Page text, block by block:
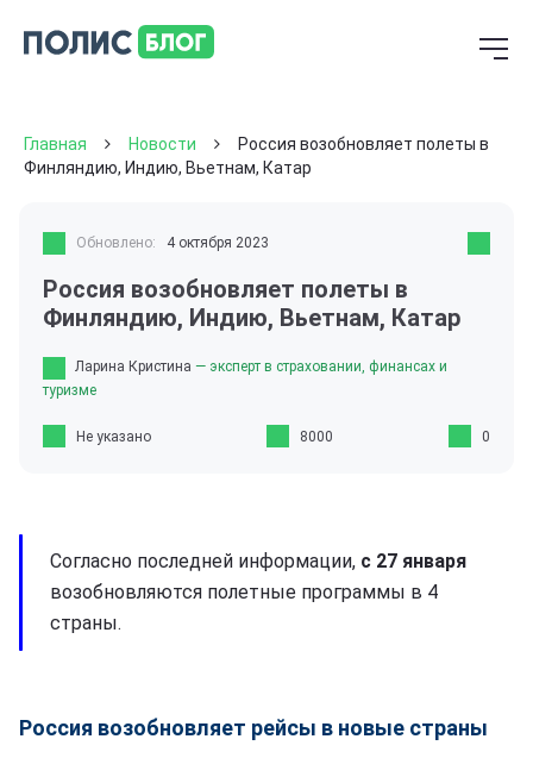
Главная Новости
Россия возобновляет полеты в
Финляндию, Индию, Вьетнам, Катар
Обновлено: 4 октября 2023
Россия возобновляет полеты в
Финляндию, Индию, Вьетнам, Катар
Ларина Кристина — эксперт в страховании, финансах и
туризме
Не указано 8000 0
Согласно последней информации, с 27 января
возобновляются полетные программы в 4
страны.
Россия возобновляет рейсы в новые страны